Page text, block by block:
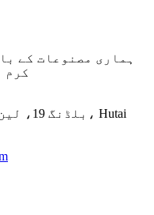
ہماری مصنوعات کے
کرم